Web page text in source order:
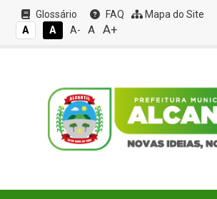
Glossário FAQ Mapa do Site
A
A A- A A+